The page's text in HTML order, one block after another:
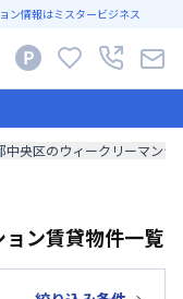
ン情報はミスタービジネス
中央区のウィークリーマン
ン賃貸物件一覧